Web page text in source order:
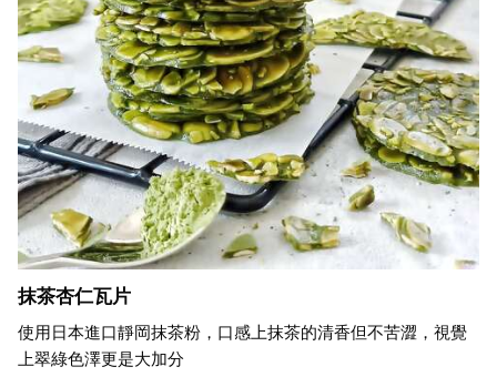
抹茶杏仁瓦片
使用日本進口靜岡抹茶粉，口感上抹茶的清香但不苦澀，視覺
上翠綠色澤更是大加分